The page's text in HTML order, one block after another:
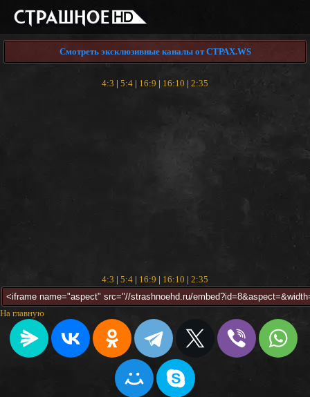
Смотреть эксклюзивные каналы от СТРАХ.WS
4:3 | 5:4 | 16:9 | 16:10 | 2:35
4:3 | 5:4 | 16:9 | 16:10 | 2:35
На главную